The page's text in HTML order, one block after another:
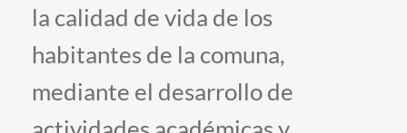
Pregrado
Postgrado
Formación Continua
la calidad de vida de los
habitantes de la comuna,
mediante el desarrollo de